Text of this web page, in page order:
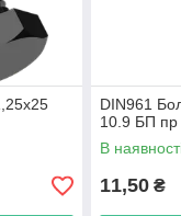
DIN961
10.9 БП пр
В
11,50 ₴